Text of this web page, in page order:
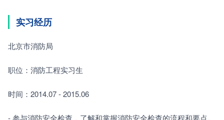
实习经历
北京市消防局
职位：消防工程实习生
时间：2014.07 - 2015.06
- 参与消防安全检查，了解和掌握消防安全检查的流程和要点。